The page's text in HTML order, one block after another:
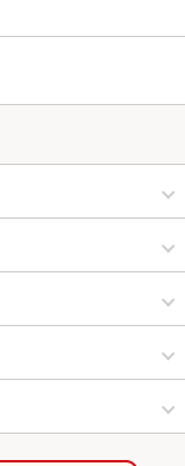
タッカンマリ